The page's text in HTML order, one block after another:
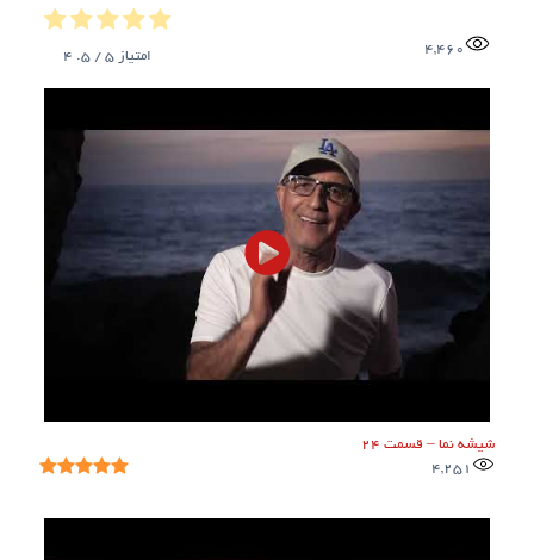
4,460 امتیاز 5
/ 5.
4
شیشه نما – قسمت ۲۴
4,251